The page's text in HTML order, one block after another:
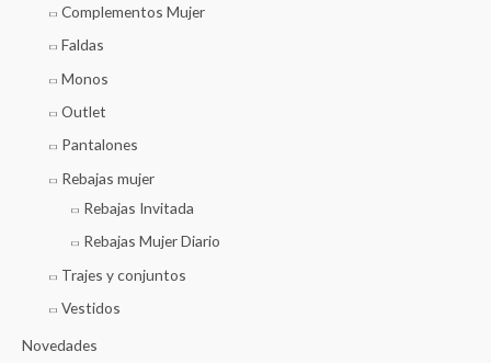
Complementos Mujer
Faldas
Monos
Outlet
Pantalones
Rebajas mujer
Rebajas Invitada
Rebajas Mujer Diario
Trajes y conjuntos
Vestidos
Novedades